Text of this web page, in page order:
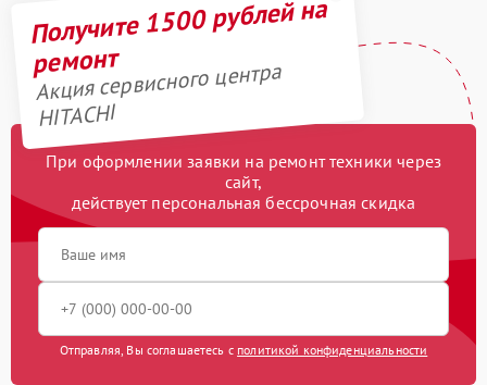
Получите 1500 рублей на
ремонт
Акция сервисного центра
HITACHI
При оформлении заявки на ремонт техники через
сайт,
действует персональная бессрочная скидка
Отправляя, Вы соглашаетесь с политикой конфиденциальности